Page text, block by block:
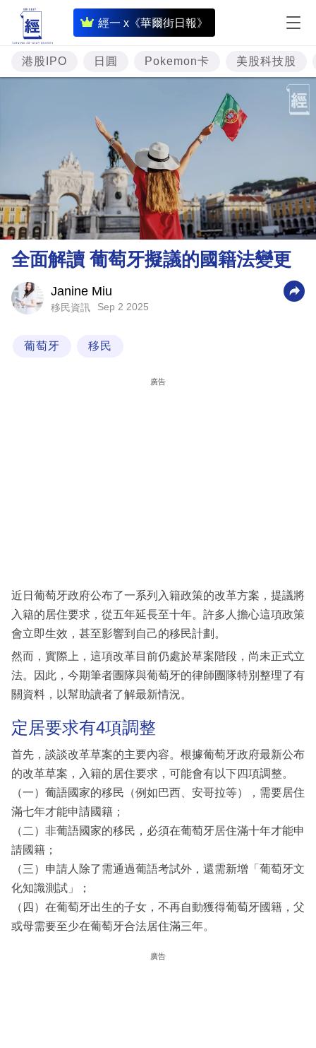
經一 x《華爾街日報》
即
時
財
經
題
資
樓
市
理
財
商
業
技
閱
專
區
港股IPO 日圓 Pokemon卡 美股科技股
全面解讀 葡萄牙擬議的國籍法變更
Janine Miu
移民資訊 Sep 2 2025
葡萄牙 移民
廣告
近日葡萄牙政府公布了一系列入籍政策的改革方案，提議將
入籍的居住要求，從五年延長至十年。許多人擔心這項政策
會立即生效，甚至影響到自己的移民計劃。
然而，實際上，這項改革目前仍處於草案階段，尚未正式立
法。因此，今期筆者團隊與葡萄牙的律師團隊特別整理了有
關資料，以幫助讀者了解最新情況。
定居要求有4項調整
首先，談談改革草案的主要內容。根據葡萄牙政府最新公布
的改革草案，入籍的居住要求，可能會有以下四項調整。
（一）葡語國家的移民（例如巴西、安哥拉等），需要居住
滿七年才能申請國籍；
（二）非葡語國家的移民，必須在葡萄牙居住滿十年才能申
請國籍；
（三）申請人除了需通過葡語考試外，還需新增「葡萄牙文
化知識測試」；
（四）在葡萄牙出生的子女，不再自動獲得葡萄牙國籍，父
或母需要至少在葡萄牙合法居住滿三年。
廣告